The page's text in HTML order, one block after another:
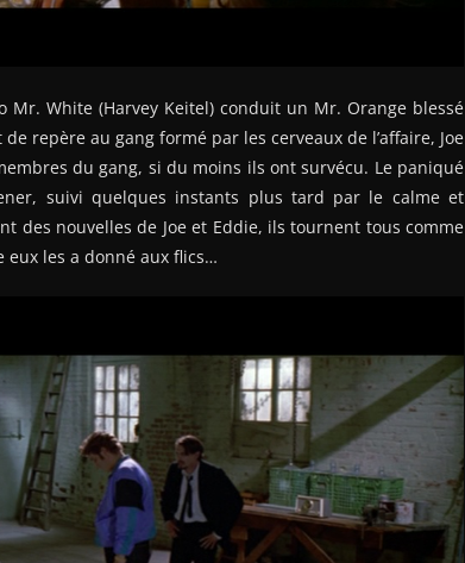
White (Harvey Keitel) conduit un Mr. Orange blessé
repère au gang formé par les cerveaux de l’affaire, Joe
du gang, si du moins ils ont survécu. Le paniqué
suivi quelques instants plus tard par le calme et
des nouvelles de Joe et Eddie, ils tournent tous comme
eux les a donné aux flics…